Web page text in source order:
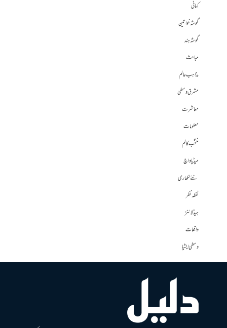
کہانی
گوشہ خواتین
گوشہ ہند
مباحث
مذاہب عالم
مشرق وسطی
معاشرت
معلومات
منتخب کالم
میڈیا واچ
نئے لکھاری
نقطہ نظر
ہیڈلائنز
واقعات
وسطی ایشیا